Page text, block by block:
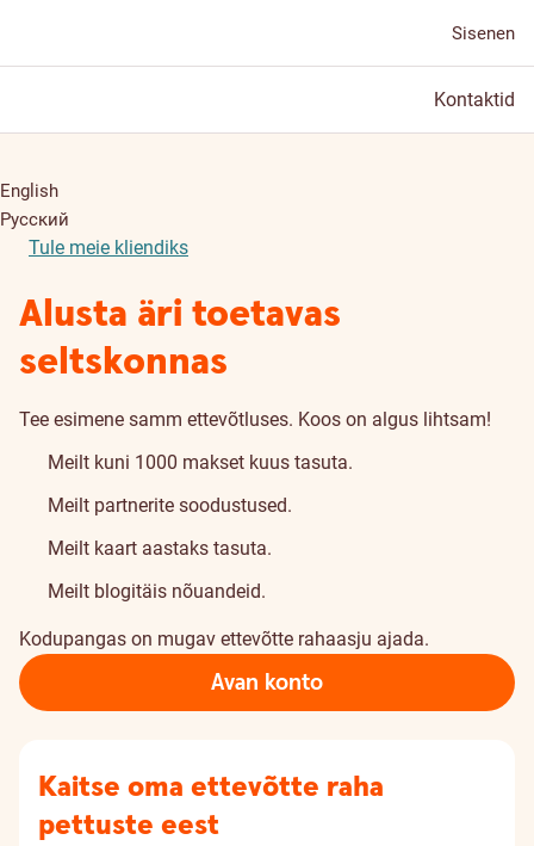
Sisenen
Kontaktid
English
Русский
Tule meie kliendiks
Alusta äri toetavas
seltskonnas
Tee esimene samm ettevõtluses. Koos on algus lihtsam!
Meilt kuni 1000 makset kuus tasuta.
Meilt partnerite soodustused.
Meilt kaart aastaks tasuta.
Meilt blogitäis nõuandeid.
Kodupangas on mugav ettevõtte rahaasju ajada.
Avan konto
Kaitse oma ettevõtte raha
pettuste eest